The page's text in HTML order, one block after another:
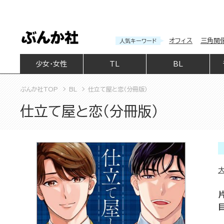
人気キーワード オフィス 三角関
少女・女性 BL
ぶんか社TOP BL 仕立て屋と恋（分冊版）
仕立て屋と恋（分冊版）